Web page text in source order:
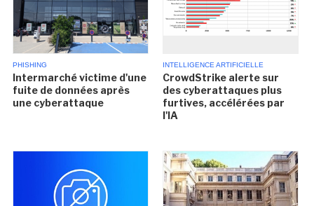
PHISHING
Intermarché victime d'une
fuite de données après
une cyberattaque
INTELLIGENCE ARTIFICIELLE
CrowdStrike alerte sur
des cyberattaques plus
furtives, accélérées par
l'IA